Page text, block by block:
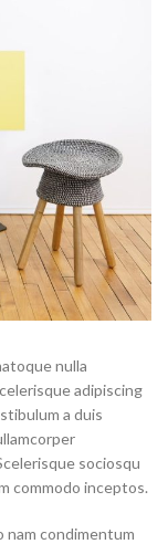
nulla
adipiscing
a duis
sociosqu
commodo inceptos.
nam condimentum